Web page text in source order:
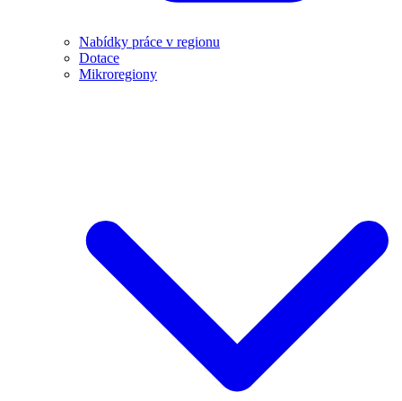
Nabídky práce v regionu
Dotace
Mikroregiony